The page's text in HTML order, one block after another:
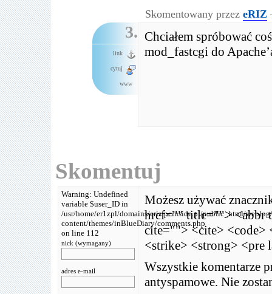
Skomentowany przez eRIZ
Chciałem spróbować
mod_fastcgi do
3.
link
cytuj
www
Skomentuj
Możesz używać
href="" title=""> <abbr
cite=""> <cite> <code>
<strike> <strong>
Wszystkie komentarze
antyspamowe. Nie
Warning: Undefined
variable $user_ID in
/usr/home/er1zpl/domains/eriz.pcinside.pl/public_html/
content/themes/inBlueDiary/comments.php
on line 112
nick (wymagany)
adres e-mail